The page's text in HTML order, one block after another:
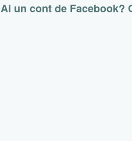
Ai un cont de Facebook?